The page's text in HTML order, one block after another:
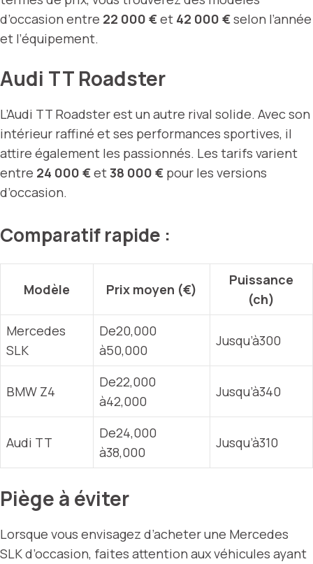
d’occasion entre 22 000 €et 42 000 €selon l’année
et l’équipement.
Audi TT Roadster
L’Audi TT Roadster est un autre rival solide. Avec son
intérieur raffiné et ses performances sportives, il
attire également les passionnés. Les tarifs varient
entre 24 000 €et38 000 € pour les versions
d’occasion.
Comparatif rapide :
Modèle Prix moyen (€)
Puissance
(ch)
Mercedes
SLK
De20,000
à50,000
Jusqu’à300
BMW Z4
De22,000
à42,000
Jusqu’à340
Audi TT
De24,000
à38,000
Jusqu’à310
Piège à éviter
Lorsque vous envisagez d’acheter une Mercedes
SLK d’occasion, faites attention aux véhicules ayant